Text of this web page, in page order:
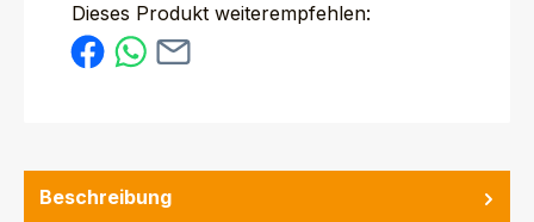
Dieses Produkt weiterempfehlen:
Beschreibung